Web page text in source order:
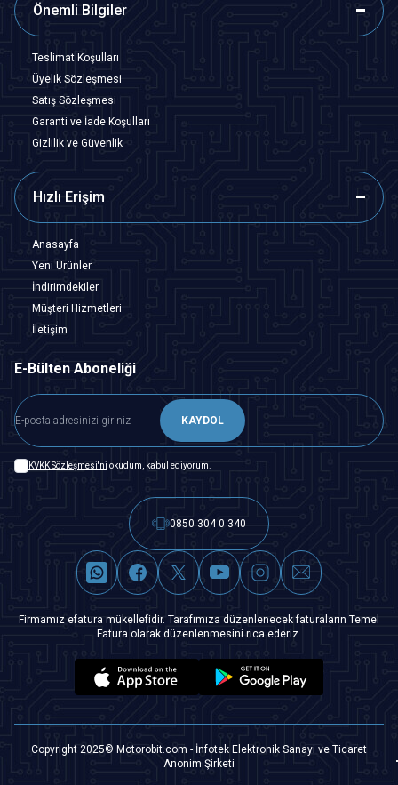
Önemli Bilgiler
Teslimat Koşulları
Üyelik Sözleşmesi
Satış Sözleşmesi
Garanti ve İade Koşulları
Gizlilik ve Güvenlik
Hızlı Erişim
Anasayfa
Yeni Ürünler
İndirimdekiler
Müşteri Hizmetleri
İletişim
E-Bülten Aboneliği
KAYDOL
KVKK Sözleşmesi'ni okudum, kabul ediyorum.
0850 304 0 340
Firmamız efatura mükellefidir. Tarafımıza düzenlenecek faturaların Temel
Fatura olarak düzenlenmesini rica ederiz.
Copyright 2025© Motorobit.com - İnfotek Elektronik Sanayi ve Ticaret
Anonim Şirketi